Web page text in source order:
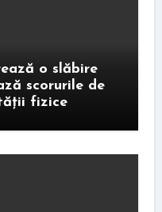
o slăbire
scorurile de
fizice